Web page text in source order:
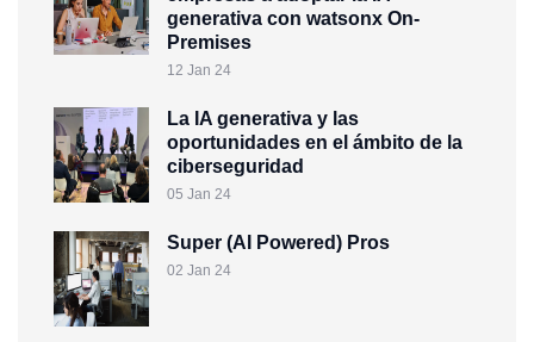
generativa con watsonx On-
Premises
12 Jan 24
La IA generativa y las
oportunidades en el ámbito de la
ciberseguridad
05 Jan 24
Super (AI Powered) Pros
02 Jan 24